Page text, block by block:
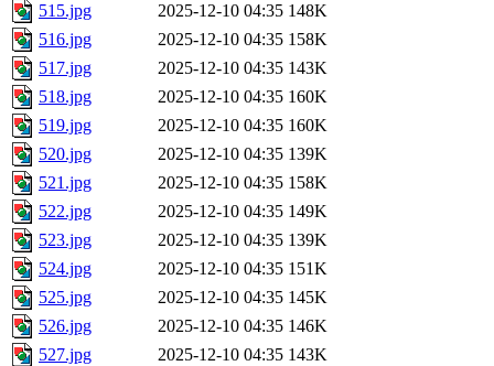
515.jpg
2025-12-10 04:35 148K
516.jpg
2025-12-10 04:35 158K
517.jpg
2025-12-10 04:35 143K
518.jpg
2025-12-10 04:35 160K
519.jpg
2025-12-10 04:35 160K
520.jpg
2025-12-10 04:35 139K
521.jpg
2025-12-10 04:35 158K
522.jpg
2025-12-10 04:35 149K
523.jpg
2025-12-10 04:35 139K
524.jpg
2025-12-10 04:35 151K
525.jpg
2025-12-10 04:35 145K
526.jpg
2025-12-10 04:35 146K
527.jpg
2025-12-10 04:35 143K